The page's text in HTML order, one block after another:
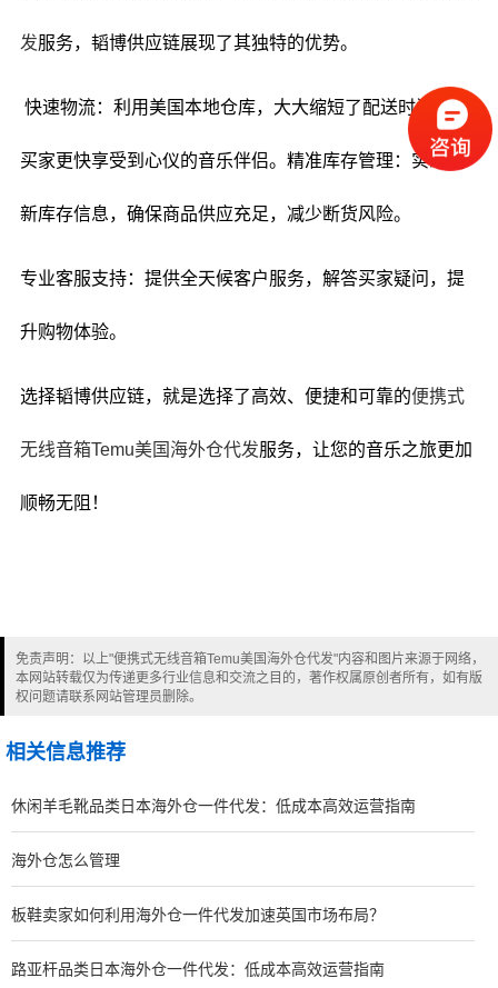
发服务，韬博供应链展现了其独特的优势。
快速物流：利用美国本地仓库，大大缩短了配送时间，让
买家更快享受到心仪的音乐伴侣。精准库存管理：实时更
新库存信息，确保商品供应充足，减少断货风险。
专业客服支持：提供全天候客户服务，解答买家疑问，提
升购物体验。
选择韬博供应链，就是选择了高效、便捷和可靠的便携式
无线音箱Temu美国海外仓代发服务，让您的音乐之旅更加
顺畅无阻！
免责声明：以上"便携式无线音箱Temu美国海外仓代发"内容和图片来源于网络，
本网站转载仅为传递更多行业信息和交流之目的，著作权属原创者所有，如有版
权问题请联系网站管理员删除。
相关信息推荐
休闲羊毛靴品类日本海外仓一件代发：低成本高效运营指南
海外仓怎么管理
板鞋卖家如何利用海外仓一件代发加速英国市场布局？
路亚杆品类日本海外仓一件代发：低成本高效运营指南